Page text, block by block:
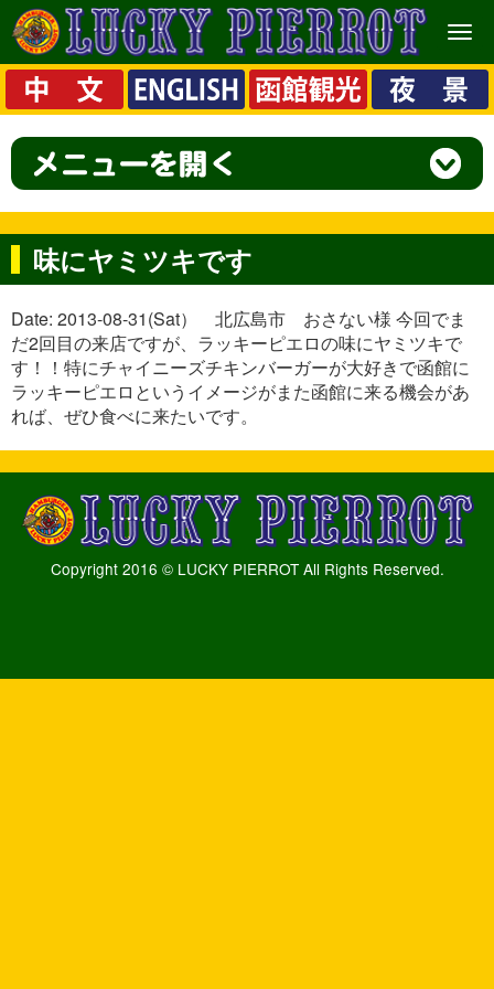
メ
ニ
ュ
ー
味にヤミツキです
Date: 2013-08-31(Sat） 北広島市 おさない様 今回でま
だ2回目の来店ですが、ラッキーピエロの味にヤミツキで
す！！特にチャイニーズチキンバーガーが大好きで函館に
ラッキーピエロというイメージがまた函館に来る機会があ
れば、ぜひ食べに来たいです。
Copyright 2016 © LUCKY PIERROT All Rights Reserved.